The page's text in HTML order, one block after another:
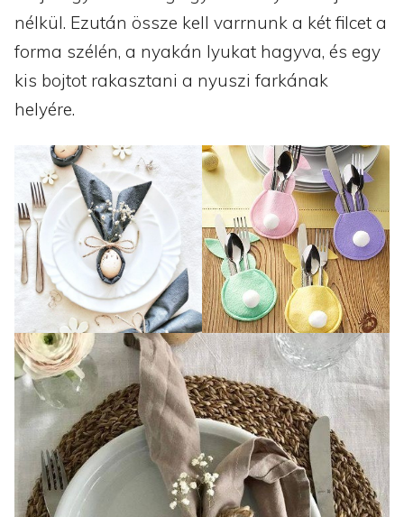
nélkül. Ezután össze kell varrnunk a két filcet a
forma szélén, a nyakán lyukat hagyva, és egy
kis bojtot rakasztani a nyuszi farkának
helyére.